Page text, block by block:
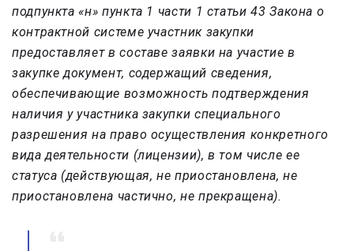
подпункта «н» пункта 1 части 1 статьи 43 Закона о
контрактной системе участник закупки
предоставляет в составе заявки на участие в
закупке документ, содержащий сведения,
обеспечивающие возможность подтверждения
наличия у участника закупки специального
разрешения на право осуществления конкретного
вида деятельности (лицензии), в том числе ее
статуса (действующая, не приостановлена, не
приостановлена частично, не прекращена).